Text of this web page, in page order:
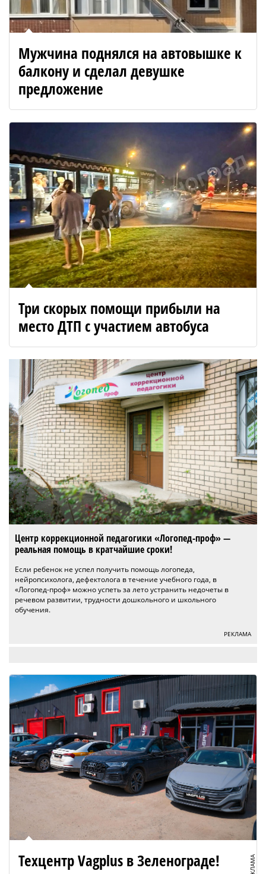
Мужчина поднялся на автовышке к
балкону и сделал девушке
предложение
Три скорых помощи прибыли на
место ДТП с участием автобуса
Центр коррекционной педагогики «Логопед-проф» —
реальная помощь в кратчайшие сроки!
Если ребенок не успел получить помощь логопеда,
нейропсихолога, дефектолога в течение учебного года, в
«Логопед-проф» можно успеть за лето устранить недочеты в
речевом развитии, трудности дошкольного и школьного
обучения.
РЕКЛАМА
РЕКЛАМА
Техцентр Vagplus в Зеленограде!